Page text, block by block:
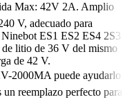
Max: 42V 2A. Amplio
V, adecuado para
ES1 ES2 ES4 2S3
litio de 36 V del mismo
de 42 V.
2000MA puede ayudarlo
reemplazo perfecto para